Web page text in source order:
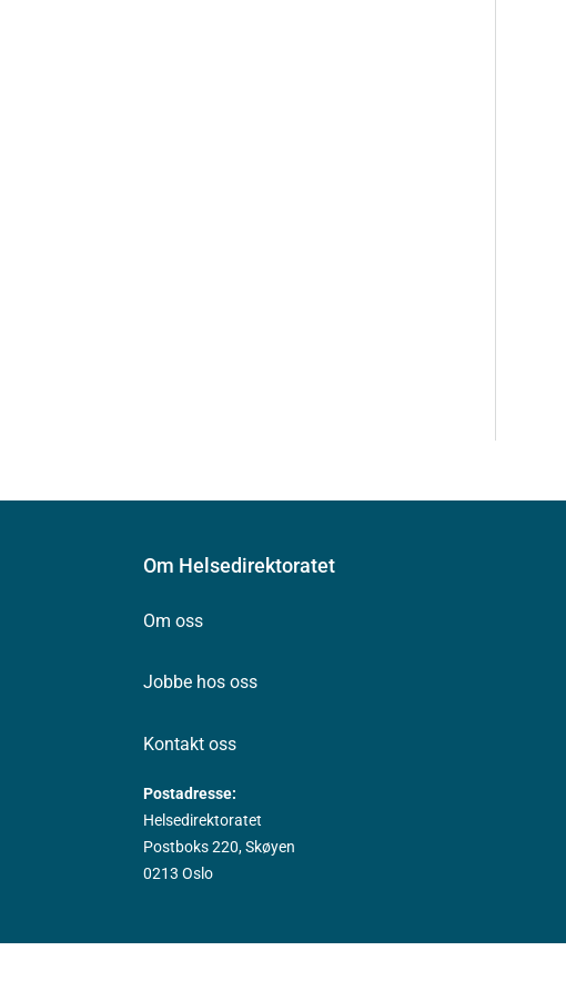
Om Helsedirektoratet
Om oss
Jobbe hos oss
Kontakt oss
Postadresse:
Helsedirektoratet
Postboks 220, Skøyen
0213 Oslo